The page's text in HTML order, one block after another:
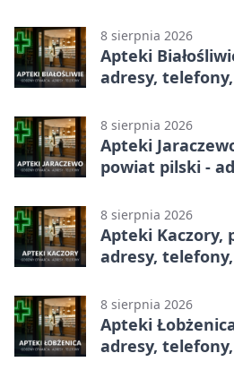
8 sierpnia 2026
Apteki
adresy,
8 sierpnia 2026
Apteki
powiat pilski -
8 sierpnia 2026
Apteki Kaczory,
adresy,
8 sierpnia 2026
Apteki
adresy,